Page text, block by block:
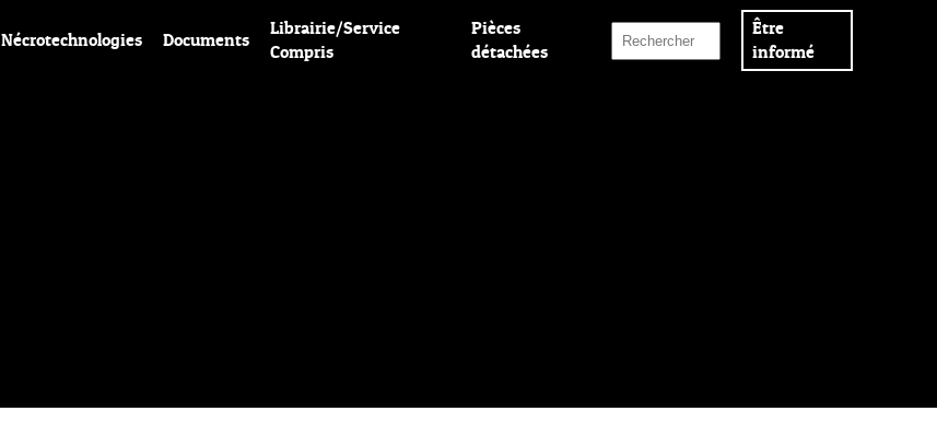
Nécrotechnologies Documents
Librairie/Service
Compris
Pièces
détachées
Être
informé